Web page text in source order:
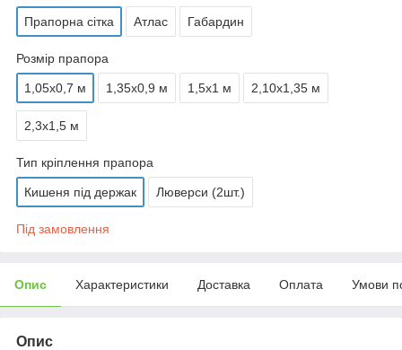
Прапорна сітка Атлас Габардин
Розмір прапора
1,05х0,7 м 1,35х0,9 м 1,5х1 м 2,10х1,35 м
2,3х1,5 м
Тип кріплення прапора
Кишеня під держак Люверси (2шт.)
Під замовлення
Опис Характеристики Доставка Оплата Умови
Опис